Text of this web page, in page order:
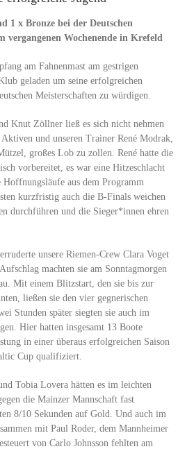
1 x Bronze bei der Deutschen
vergangenen Wochenende in Krefeld
am Fahnenmast am gestrigen
geladen um seine erfolgreichen
Meisterschaften zu würdigen.
Knut Zöllner ließ es sich nicht nehmen
und unseren Trainer René Modrak,
großes Lob zu zollen. René hatte die
vorbereitet, es war eine Hitzeschlacht
aus dem Programm
kurzfristig auch die B-Finals weichen
durchführen und die Sieger*innen ehren
unsere Riemen-Crew Clara Voget
machten sie am Sonntagmorgen
Mit einem Blitzstart, den sie bis zur
ließen sie den vier gegnerischen
Stunden später siegten sie auch im
Hier hatten insgesamt 13 Boote
in einer überaus erfolgreichen Saison
Cup qualifiziert.
Tobia Lovera hätten es im leichten
die Mainzer Mannschaft fast
8/10 Sekunden auf Gold. Und auch im
mit Paul Roder, dem Mannheimer
von Carlo Johnsson fehlten am